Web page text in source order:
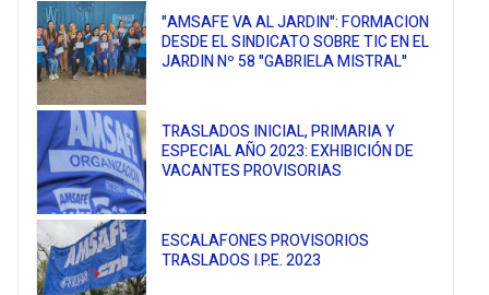
"AMSAFE VA AL JARDIN": FORMACION
DESDE EL SINDICATO SOBRE TIC EN EL
JARDIN Nº 58 "GABRIELA MISTRAL"
TRASLADOS INICIAL, PRIMARIA Y
ESPECIAL AÑO 2023: EXHIBICIÓN DE
VACANTES PROVISORIAS
ESCALAFONES PROVISORIOS
TRASLADOS I.P.E. 2023